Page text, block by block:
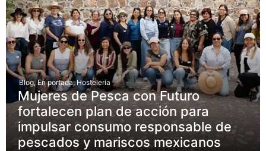
Blog, En portada, Hostelería
Mujeres de Pesca con Futuro
fortalecen plan de acción para
impulsar consumo responsable de
pescados y mariscos mexicanos